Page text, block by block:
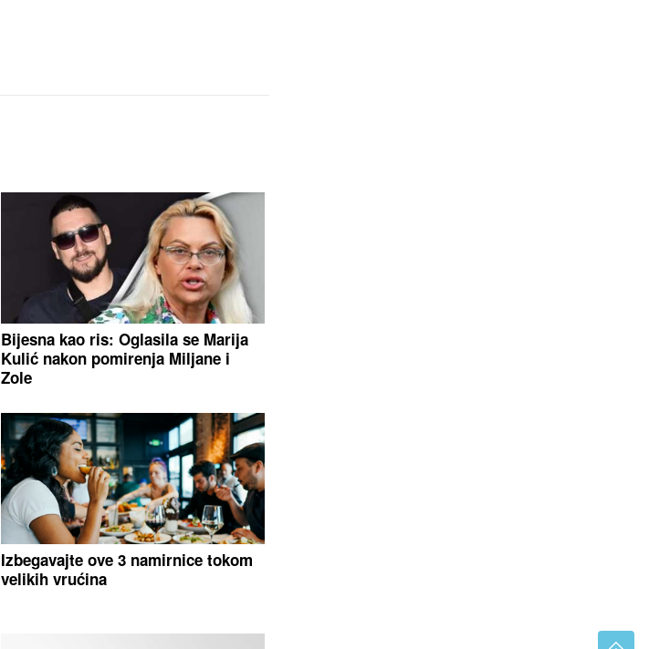
Bijesna kao ris: Oglasila se Marija
Kulić nakon pomirenja Miljane i
Zole
Izbegavajte ove 3 namirnice tokom
velikih vrućina